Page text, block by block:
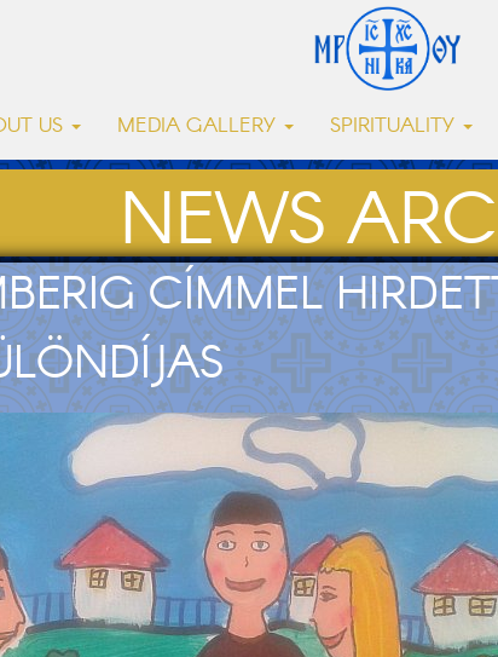
US MEDIA GALLERY SPIRITUALITY
NEWS
CÍMMEL